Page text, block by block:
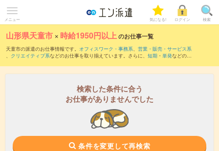
メニュー 気になる! ログイン 検索
山形県天童市 × 時給1950円以上のお仕事一覧
天童市の派遣のお仕事情報です。 オフィスワーク・事務系、 営業・販売・サービス系
、 クリエイティブ系などのお仕事を取り揃えています。さらに、 短期 ・ 単発などの期
検索した条件に合う
お仕事がありませんでした
条件を変更して再検索